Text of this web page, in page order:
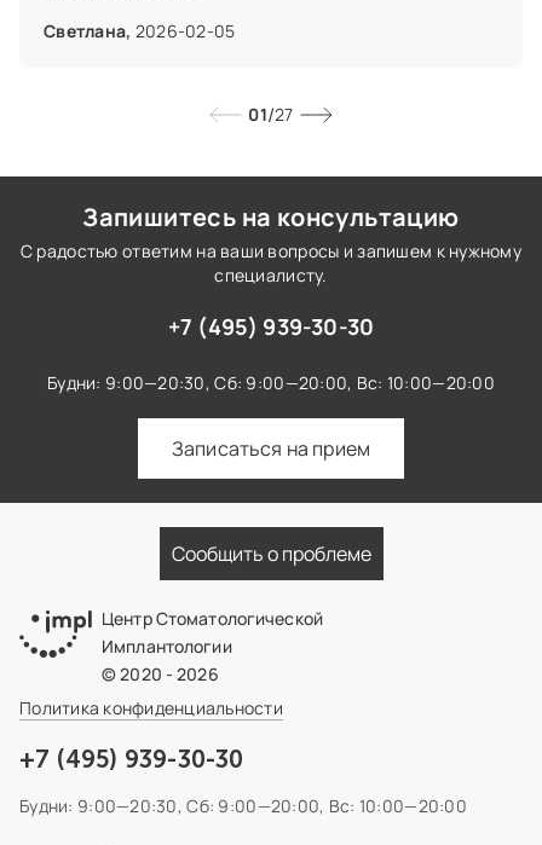
Светлана, 2026-02-05
01/27
Запишитесь на консультацию
С радостью ответим на ваши вопросы и запишем к нужному
специалисту.
+7 (495) 939-30-30
Будни: 9:00—20:30, Сб: 9:00—20:00, Вс: 10:00—20:00
Записаться на прием
Сообщить о проблеме
Центр Стоматологической
Имплантологии
© 2020 - 2026
Политика конфиденциальности
+7 (495) 939-30-30
Будни: 9:00—20:30, Сб: 9:00—20:00, Вс: 10:00—20:00